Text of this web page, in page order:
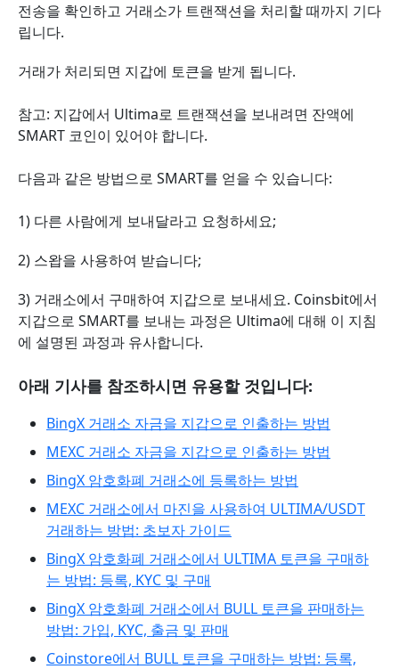
전송을 확인하고 거래소가 트랜잭션을 처리할 때까지 기다
립니다.
거래가 처리되면 지갑에 토큰을 받게 됩니다.
참고: 지갑에서 Ultima로 트랜잭션을 보내려면 잔액에
SMART 코인이 있어야 합니다.
다음과 같은 방법으로 SMART를 얻을 수 있습니다:
1) 다른 사람에게 보내달라고 요청하세요;
2) 스왑을 사용하여 받습니다;
3) 거래소에서 구매하여 지갑으로 보내세요. Coinsbit에서
지갑으로 SMART를 보내는 과정은 Ultima에 대해 이 지침
에 설명된 과정과 유사합니다.
아래 기사를 참조하시면 유용할 것입니다:
BingX 거래소 자금을 지갑으로 인출하는 방법
MEXC 거래소 자금을 지갑으로 인출하는 방법
BingX 암호화폐 거래소에 등록하는 방법
MEXC 거래소에서 마진을 사용하여 ULTIMA/USDT
거래하는 방법: 초보자 가이드
BingX 암호화폐 거래소에서 ULTIMA 토큰을 구매하
는 방법: 등록, KYC 및 구매
BingX 암호화폐 거래소에서 BULL 토큰을 판매하는
방법: 가입, KYC, 출금 및 판매
Coinstore에서 BULL 토큰을 구매하는 방법: 등록,